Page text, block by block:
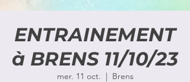
ENTRAINEMENT
à BRENS 11/10/23
mer. 11 oct.
  |
Brens